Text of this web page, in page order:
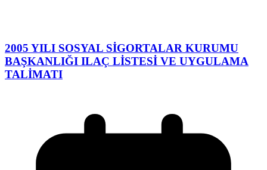
2005 YILI SOSYAL SİGORTALAR KURUMU
BAŞKANLIĞI ILAÇ LİSTESİ VE UYGULAMA
TALİMATI